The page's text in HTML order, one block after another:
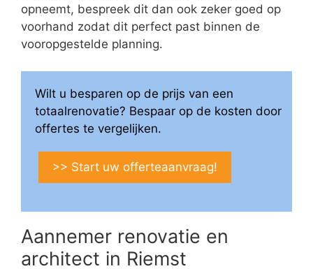
opneemt, bespreek dit dan ook zeker goed op
voorhand zodat dit perfect past binnen de
vooropgestelde planning.
Wilt u besparen op de prijs van een
totaalrenovatie? Bespaar op de kosten door
offertes te vergelijken.
>> Start uw offerteaanvraag!
Aannemer renovatie en
architect in Riemst